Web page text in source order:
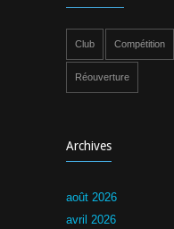
Club Compétition
Réouverture
Archives
août 2026
avril 2026